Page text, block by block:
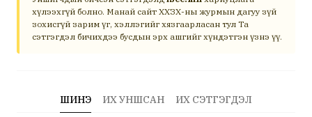
хүлээхгүй болно. Манай сайт ХХЗХ-ны журмын дагуу зүй
зохисгүй зарим үг, хэллэгийг хязгаарласан тул Та
сэтгэгдэл бичихдээ бусдын эрх ашгийг хүндэтгэн үзнэ үү.
ШИНЭ ИХ УНШСАН ИХ СЭТГЭГДЭЛ